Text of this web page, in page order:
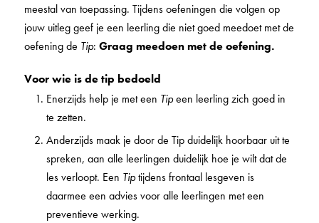
meestal van toepassing. Tijdens oefeningen die volgen op
jouw uitleg geef je een leerling die niet goed meedoet met de
oefening de Tip: Graag meedoen met de oefening.
Voor wie is de tip bedoeld
Enerzijds help je met een Tipeen leerling zich goed in
te zetten.
Anderzijds maak je door de Tip duidelijk hoorbaar uit te
spreken, aan alle leerlingen duidelijk hoe je wilt dat de
les verloopt. Een Tiptijdens frontaal lesgeven is
daarmee een advies voor alle leerlingen met een
preventieve werking.